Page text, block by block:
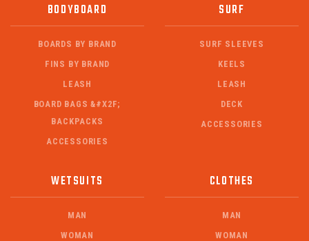
BODYBOARD
BOARDS BY BRAND
FINS BY BRAND
LEASH
BOARD BAGS &#X2F;
BACKPACKS
ACCESSORIES
SURF
SURF SLEEVES
KEELS
LEASH
DECK
ACCESSORIES
WETSUITS
MAN
WOMAN
CLOTHES
MAN
WOMAN